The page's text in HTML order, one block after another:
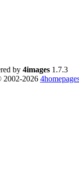
by 4images 1.7.3
2026